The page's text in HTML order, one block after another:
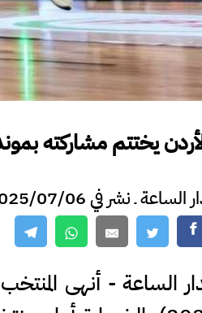
يختتم مشاركته
ـ نشر في 2025/07/06 الساعة 14:05